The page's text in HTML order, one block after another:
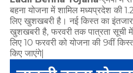
बहना योजना में शामिल मध्यप्रदेश की
लिए खुशखबरी है। नई किस्त का
खुशखबरी है, फरवरी तक पात्रता सूची
लिए 10 फरवरी को योजना की 9वीं
किए जाएंगे|